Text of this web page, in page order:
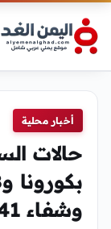
أخبار محلية
وشفاء 2541 حاله